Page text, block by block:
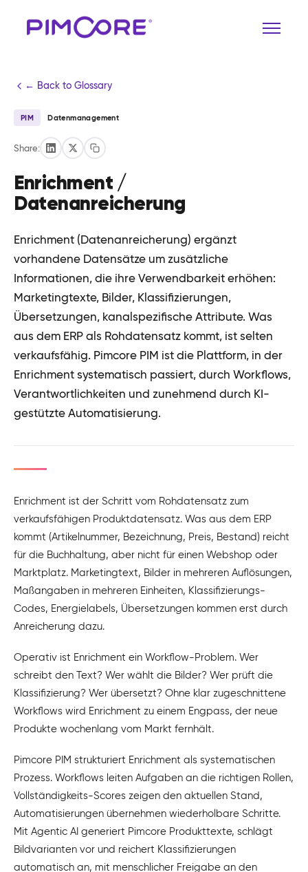
← Back to Glossary
PIM Datenmanagement
Share:
Enrichment /
Datenanreicherung
Enrichment (Datenanreicherung) ergänzt
vorhandene Datensätze um zusätzliche
Informationen, die ihre Verwendbarkeit erhöhen:
Marketingtexte, Bilder, Klassifizierungen,
Übersetzungen, kanalspezifische Attribute. Was
aus dem ERP als Rohdatensatz kommt, ist selten
verkaufsfähig. Pimcore PIM ist die Plattform, in der
Enrichment systematisch passiert, durch Workflows,
Verantwortlichkeiten und zunehmend durch KI-
gestützte Automatisierung.
Enrichment ist der Schritt vom Rohdatensatz zum
verkaufsfähigen Produktdatensatz. Was aus dem ERP
kommt (Artikelnummer, Bezeichnung, Preis, Bestand) reicht
für die Buchhaltung, aber nicht für einen Webshop oder
Marktplatz. Marketingtext, Bilder in mehreren Auflösungen,
Maßangaben in mehreren Einheiten, Klassifizierungs-
Codes, Energielabels, Übersetzungen kommen erst durch
Anreicherung dazu.
Operativ ist Enrichment ein Workflow-Problem. Wer
schreibt den Text? Wer wählt die Bilder? Wer prüft die
Klassifizierung? Wer übersetzt? Ohne klar zugeschnittene
Workflows wird Enrichment zu einem Engpass, der neue
Produkte wochenlang vom Markt fernhält.
Pimcore PIM strukturiert Enrichment als systematischen
Prozess. Workflows leiten Aufgaben an die richtigen Rollen,
Vollständigkeits-Scores zeigen den aktuellen Stand,
Automatisierungen übernehmen wiederholbare Schritte.
Mit Agentic AI generiert Pimcore Produkttexte, schlägt
Bildvarianten vor und reichert Klassifizierungen
automatisch an, mit menschlicher Freigabe an den